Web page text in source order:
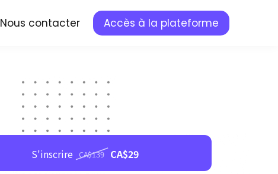
Nous contacter Accès à la plateforme
S'inscrire CA$139 CA$29